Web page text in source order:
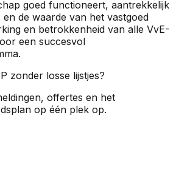
goed functioneert, aantrekkelijk
de waarde van het vastgoed
en betrokkenheid van alle VvE-
een succesvol
zonder losse lijstjes?
offertes en het
op één plek op.